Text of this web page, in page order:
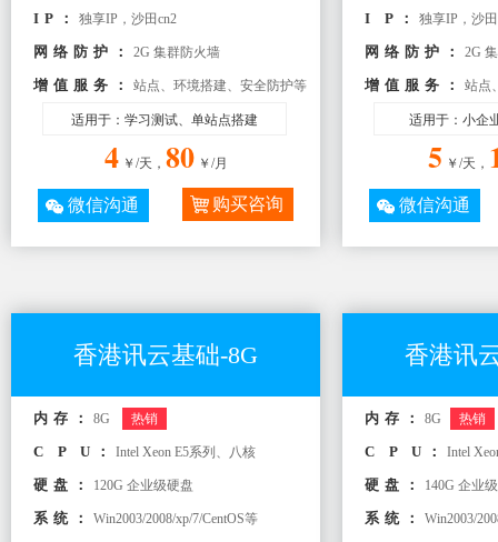
IP： 独享IP，沙田cn2
网络防护： 2G 集群防火墙
增值服务： 站点、环境搭建、安全防护等
适用于：学习测试、单站点搭建
4 ￥/天， 80 ￥/月
微信沟通 购买咨询
I P： 独享IP，沙
网络防护： 2G
增值服务： 站点
适用于：小企
5 ￥/天，
微信沟通
香港讯云基础-8G
内存： 8G 热销
C P U： Intel Xeon E5系列、八核
硬盘： 120G 企业级硬盘
系统： Win2003/2008/xp/7/CentOS等
香港讯
内存： 8G 热销
C P U： Intel
硬盘： 140G 企业
系统： Win2003/